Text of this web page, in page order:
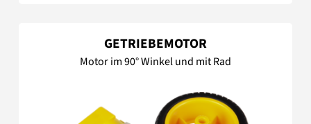
GETRIEBEMOTOR
Motor im 90° Winkel und mit Rad